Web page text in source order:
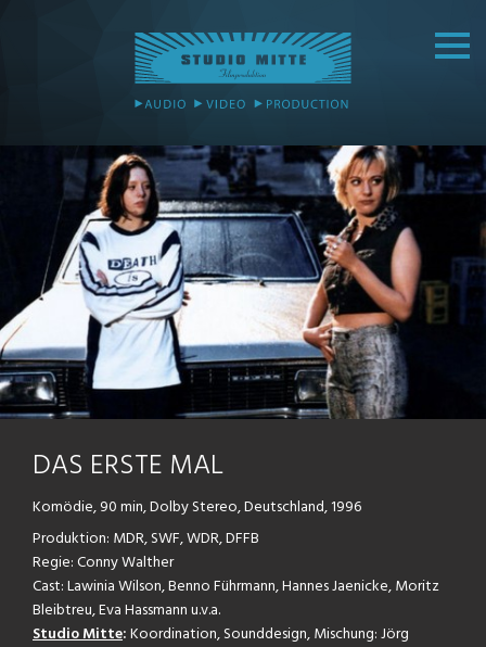
DAS ERSTE MAL
Komödie, 90 min, Dolby Stereo, Deutschland, 1996
Produktion: MDR, SWF, WDR, DFFB
Regie: Conny Walther
Cast:Lawinia Wilson, Benno Führmann, Hannes Jaenicke, Moritz
Bleibtreu, Eva Hassmann u.v.a.
Studio Mitte:Koordination, Sounddesign, Mischung: Jörg